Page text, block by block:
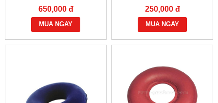
SINH SILICONE GREETMED
GT012-300A
650,000 đ
MUA NGAY
SINH PVC GREETMED
GT012-300C
250,000 đ
MUA NGAY